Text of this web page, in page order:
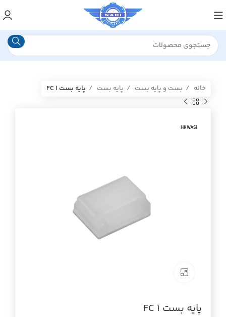
خانه بست و پایه بست پایه بست پایه بست FC 1
HKWASI
پایه بست FC 1